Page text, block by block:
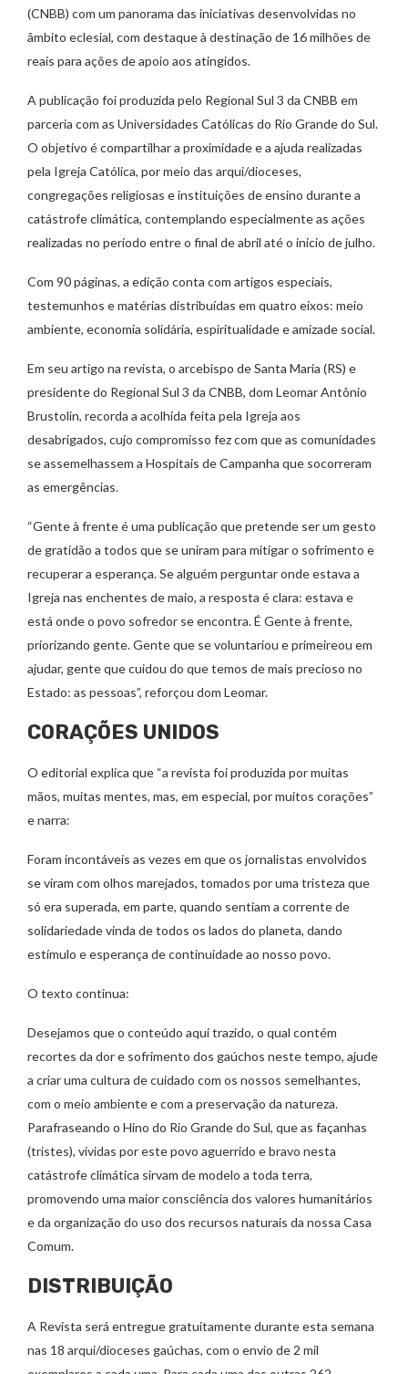
(CNBB) com um panorama das iniciativas desenvolvidas no
âmbito eclesial, com destaque à destinação de 16 milhões de
reais para ações de apoio aos atingidos.
A publicação foi produzida pelo Regional Sul 3 da CNBB em
parceria com as Universidades Católicas do Rio Grande do Sul.
O objetivo é compartilhar a proximidade e a ajuda realizadas
pela Igreja Católica, por meio das arqui/dioceses,
congregações religiosas e instituições de ensino durante a
catástrofe climática, contemplando especialmente as ações
realizadas no período entre o final de abril até o início de julho.
Com 90 páginas, a edição conta com artigos especiais,
testemunhos e matérias distribuídas em quatro eixos: meio
ambiente, economia solidária, espiritualidade e amizade social.
Em seu artigo na revista, o arcebispo de Santa Maria (RS) e
presidente do Regional Sul 3 da CNBB, dom Leomar Antônio
Brustolin, recorda a acolhida feita pela Igreja aos
desabrigados, cujo compromisso fez com que as comunidades
se assemelhassem a Hospitais de Campanha que socorreram
as emergências.
“Gente à frente é uma publicação que pretende ser um gesto
de gratidão a todos que se uniram para mitigar o sofrimento e
recuperar a esperança. Se alguém perguntar onde estava a
Igreja nas enchentes de maio, a resposta é clara: estava e
está onde o povo sofredor se encontra. É Gente à frente,
priorizando gente. Gente que se voluntariou e primeireou em
ajudar, gente que cuidou do que temos de mais precioso no
Estado: as pessoas”, reforçou dom Leomar.
CORAÇÕES UNIDOS
O editorial explica que “a revista foi produzida por muitas
mãos, muitas mentes, mas, em especial, por muitos corações”
e narra:
Foram incontáveis as vezes em que os jornalistas envolvidos
se viram com olhos marejados, tomados por uma tristeza que
só era superada, em parte, quando sentiam a corrente de
solidariedade vinda de todos os lados do planeta, dando
estímulo e esperança de continuidade ao nosso povo.
O texto continua:
Desejamos que o conteúdo aqui trazido, o qual contém
recortes da dor e sofrimento dos gaúchos neste tempo, ajude
a criar uma cultura de cuidado com os nossos semelhantes,
com o meio ambiente e com a preservação da natureza.
Parafraseando o Hino do Rio Grande do Sul, que as façanhas
(tristes), vividas por este povo aguerrido e bravo nesta
catástrofe climática sirvam de modelo a toda terra,
promovendo uma maior consciência dos valores humanitários
e da organização do uso dos recursos naturais da nossa Casa
Comum.
DISTRIBUIÇÃO
A Revista será entregue gratuitamente durante esta semana
nas 18 arqui/dioceses gaúchas, com o envio de 2 mil